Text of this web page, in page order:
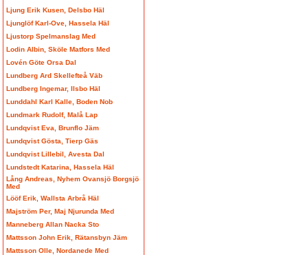
Ljung Erik Kusen, Delsbo Häl
Ljunglöf Karl-Ove, Hassela Häl
Ljustorp Spelmanslag Med
Lodin Albin, Sköle Matfors Med
Lovén Göte Orsa Dal
Lundberg Ard Skellefteå Väb
Lundberg Ingemar, Ilsbo Häl
Lunddahl Karl Kalle, Boden Nob
Lundmark Rudolf, Malå Lap
Lundqvist Eva, Brunflo Jäm
Lundqvist Gösta, Tierp Gäs
Lundqvist Lillebil, Avesta Dal
Lundstedt Katarina, Hassela Häl
Lång Andreas, Nyhem Ovansjö Borgsjö
Med
Lööf Erik, Wallsta Arbrå Häl
Majström Per, Maj Njurunda Med
Manneberg Allan Nacka Sto
Mattsson John Erik, Rätansbyn Jäm
Mattsson Olle, Nordanede Med